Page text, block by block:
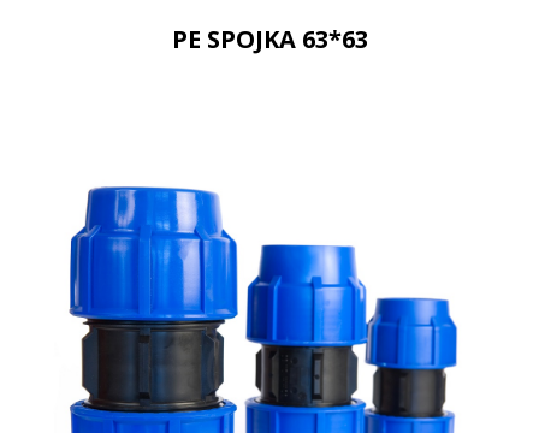
PE SPOJKA 63*63